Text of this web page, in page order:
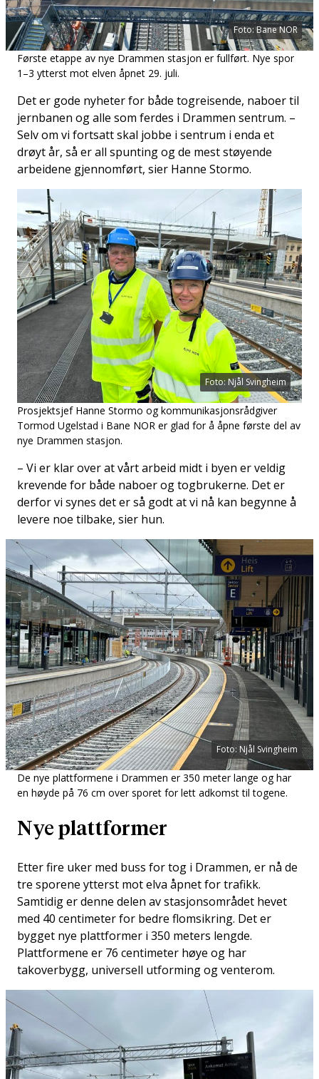
Foto: Bane NOR
Første etappe av nye Drammen stasjon er fullført. Nye spor
1–3 ytterst mot elven åpnet 29. juli.
Det er gode nyheter for både togreisende, naboer til
jernbanen og alle som ferdes i Drammen sentrum. –
Selv om vi fortsatt skal jobbe i sentrum i enda et
drøyt år, så er all spunting og de mest støyende
arbeidene gjennomført, sier Hanne Stormo.
Foto: Njål Svingheim
Prosjektsjef Hanne Stormo og kommunikasjonsrådgiver
Tormod Ugelstad i Bane NOR er glad for å åpne første del av
nye Drammen stasjon.
– Vi er klar over at vårt arbeid midt i byen er veldig
krevende for både naboer og togbrukerne. Det er
derfor vi synes det er så godt at vi nå kan begynne å
levere noe tilbake, sier hun.
Foto: Njål Svingheim
De nye plattformene i Drammen er 350 meter lange og har
en høyde på 76 cm over sporet for lett adkomst til togene.
Nye plattformer
Etter fire uker med buss for tog i Drammen, er nå de
tre sporene ytterst mot elva åpnet for trafikk.
Samtidig er denne delen av stasjonsområdet hevet
med 40 centimeter for bedre flomsikring. Det er
bygget nye plattformer i 350 meters lengde.
Plattformene er 76 centimeter høye og har
takoverbygg, universell utforming og venterom.